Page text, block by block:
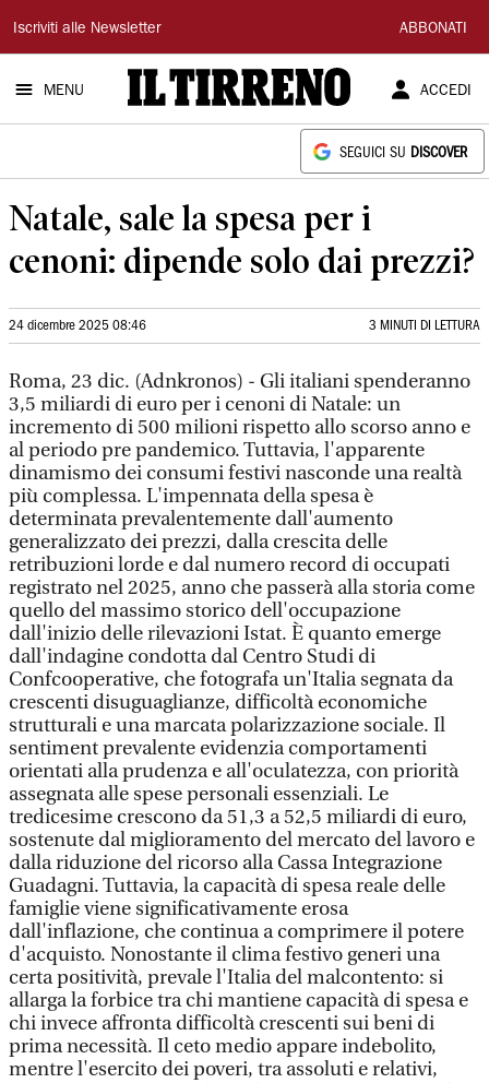
Il
Tirreno
Iscriviti alle Newsletter ABBONATI
MENU ACCEDI
SEGUICI SU DISCOVER
Natale, sale la spesa per i
cenoni: dipende solo dai prezzi?
24 dicembre 2025 08:46 3 MINUTI DI LETTURA
Roma, 23 dic. (Adnkronos) - Gli italiani spenderanno
3,5 miliardi di euro per i cenoni di Natale: un
incremento di 500 milioni rispetto allo scorso anno e
al periodo pre pandemico. Tuttavia, l'apparente
dinamismo dei consumi festivi nasconde una realtà
più complessa. L'impennata della spesa è
determinata prevalentemente dall'aumento
generalizzato dei prezzi, dalla crescita delle
retribuzioni lorde e dal numero record di occupati
registrato nel 2025, anno che passerà alla storia come
quello del massimo storico dell'occupazione
dall'inizio delle rilevazioni Istat. È quanto emerge
dall'indagine condotta dal Centro Studi di
Confcooperative, che fotografa un'Italia segnata da
crescenti disuguaglianze, difficoltà economiche
strutturali e una marcata polarizzazione sociale. Il
sentiment prevalente evidenzia comportamenti
orientati alla prudenza e all'oculatezza, con priorità
assegnata alle spese personali essenziali. Le
tredicesime crescono da 51,3 a 52,5 miliardi di euro,
sostenute dal miglioramento del mercato del lavoro e
dalla riduzione del ricorso alla Cassa Integrazione
Guadagni. Tuttavia, la capacità di spesa reale delle
famiglie viene significativamente erosa
dall'inflazione, che continua a comprimere il potere
d'acquisto. Nonostante il clima festivo generi una
certa positività, prevale l'Italia del malcontento: si
allarga la forbice tra chi mantiene capacità di spesa e
chi invece affronta difficoltà crescenti sui beni di
prima necessità. Il ceto medio appare indebolito,
mentre l'esercito dei poveri, tra assoluti e relativi,